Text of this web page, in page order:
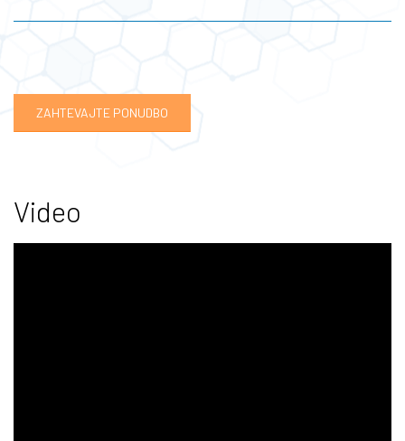
ZAHTEVAJTE PONUDBO
Video